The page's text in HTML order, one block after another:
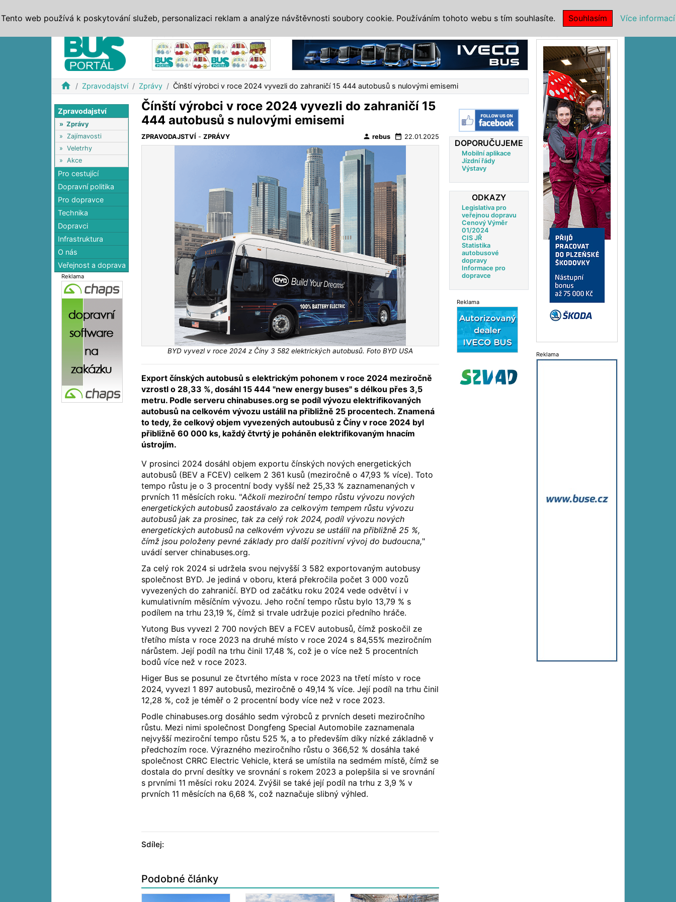
home Zpravodajství Zprávy Čínští výrobci v roce 2024 vyvezli do zahraničí 15 444 autobusů s nulovými emisemi
Zpravodajství
» Zprávy
» Zajímavosti
» Veletrhy
» Akce
Pro cestující
Dopravní politika
Pro dopravce
Technika
Dopravci
Infrastruktura
O nás
Veřejnost a doprava
Reklama
Čínští výrobci v roce 2024 vyvezli do zahraničí 15
444 autobusů s nulovými emisemi
ZPRAVODAJSTVÍ -ZPRÁVY person rebus date_range 22.01.2025
BYD vyvezl v roce 2024 z Číny 3 582 elektrických autobusů. Foto BYD USA
Export čínských autobusů s elektrickým pohonem v roce 2024 meziročně
vzrostl o 28,33 %, dosáhl 15 444 "new energy buses" s délkou přes 3,5
metru. Podle serveru chinabuses.org se podíl vývozu elektrifikovaných
autobusů na celkovém vývozu ustálil na přibližně 25 procentech. Znamená
to tedy, že celkový objem vyvezených autoubusů z Číny v roce 2024 byl
přibližně 60 000 ks, každý čtvrtý je poháněn elektrifikovaným hnacím
ústrojím.
V prosinci 2024 dosáhl objem exportu čínských nových energetických
autobusů (BEV a FCEV) celkem 2 361 kusů (meziročně o 47,93 % více). Toto
tempo růstu je o 3 procentní body vyšší než 25,33 % zaznamenaných v
prvních 11 měsících roku. "Ačkoli meziroční tempo růstu vývozu nových
energetických autobusů zaostávalo za celkovým tempem růstu vývozu
autobusů jak za prosinec, tak za celý rok 2024, podíl vývozu nových
energetických autobusů na celkovém vývozu se ustálil na přibližně 25 %,
čímž jsou položeny pevné základy pro další pozitivní vývoj do budoucna,"
uvádí server chinabuses.org.
Za celý rok 2024 si udržela svou nejvyšší 3 582 exportovaným autobusy
společnost BYD. Je jediná v oboru, která překročila počet 3 000 vozů
vyvezených do zahraničí. BYD od začátku roku 2024 vede odvětví i v
kumulativním měsíčním vývozu. Jeho roční tempo růstu bylo 13,79 % s
podílem na trhu 23,19 %, čímž si trvale udržuje pozici předního hráče.
Yutong Bus vyvezl 2 700 nových BEV a FCEV autobusů, čímž poskočil ze
třetího místa v roce 2023 na druhé místo v roce 2024 s 84,55% meziročním
nárůstem. Její podíl na trhu činil 17,48 %, což je o více než 5 procentních
bodů více než v roce 2023.
Higer Bus se posunul ze čtvrtého místa v roce 2023 na třetí místo v roce
2024, vyvezl 1 897 autobusů, meziročně o 49,14 % více. Její podíl na trhu činil
12,28 %, což je téměř o 2 procentní body více než v roce 2023.
Podle chinabuses.org dosáhlo sedm výrobců z prvních deseti meziročního
růstu. Mezi nimi společnost Dongfeng Special Automobile zaznamenala
nejvyšší meziroční tempo růstu 525 %, a to především díky nízké základně v
předchozím roce. Výrazného meziročního růstu o 366,52 % dosáhla také
společnost CRRC Electric Vehicle, která se umístila na sedmém místě, čímž se
dostala do první desítky ve srovnání s rokem 2023 a polepšila si ve srovnání
s prvními 11 měsíci roku 2024. Zvýšil se také její podíl na trhu z 3,9 % v
prvních 11 měsících na 6,68 %, což naznačuje slibný výhled.
Sdílej:
Podobné články
DOPORUČUJEME
Mobilní aplikace
Jízdní řády
Výstavy
ODKAZY
Legislativa pro
veřejnou dopravu
Cenový Výměr
01/2024
CIS JŘ
Statistika
autobusové
dopravy
Informace pro
dopravce
Reklama
Reklama
Tento web používá k poskytování služeb, personalizaci reklam a analýze návštěvnosti soubory cookie. Používáním tohoto webu s tím souhlasíte. Souhlasím Více informací